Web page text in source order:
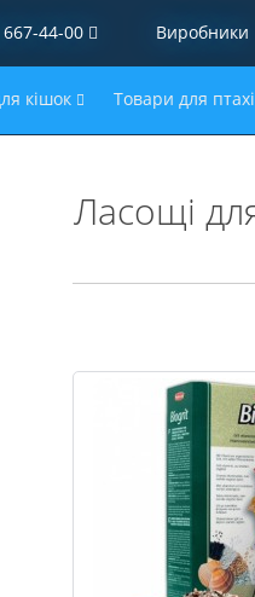
667-44-00 Виробники
кішок Товари для
Ласощі